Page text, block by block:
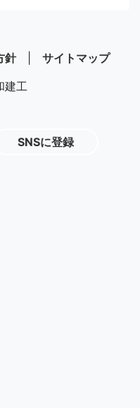
針| サイトマップ
建工
SNSに登録